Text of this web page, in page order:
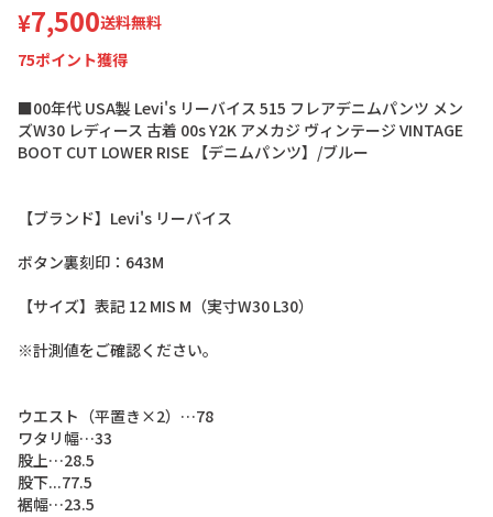
¥7,500送料無料
75ポイント獲得
■00年代 USA製 Levi's リ ーバイス 515 フ レアデニムパンツ メン
ズW30 レディ ース 古着 00sY2K アメカジ ヴィ ンテージ VINTAGE
BOOT CUT LOWER RISE 【デニムパンツ】 /ブルー
【ブラ ン ド】 Levi's リ ーバイス
ボタン裏刻印 ： 643M
【サイズ】 表記 12 MIS M （実寸W30 L30）
※計測値をご確認く ださい。
ウエス ト （平置き ×2） …78
ワタ リ 幅…33
股上…28.5
股下...77.5
裾幅…23.5